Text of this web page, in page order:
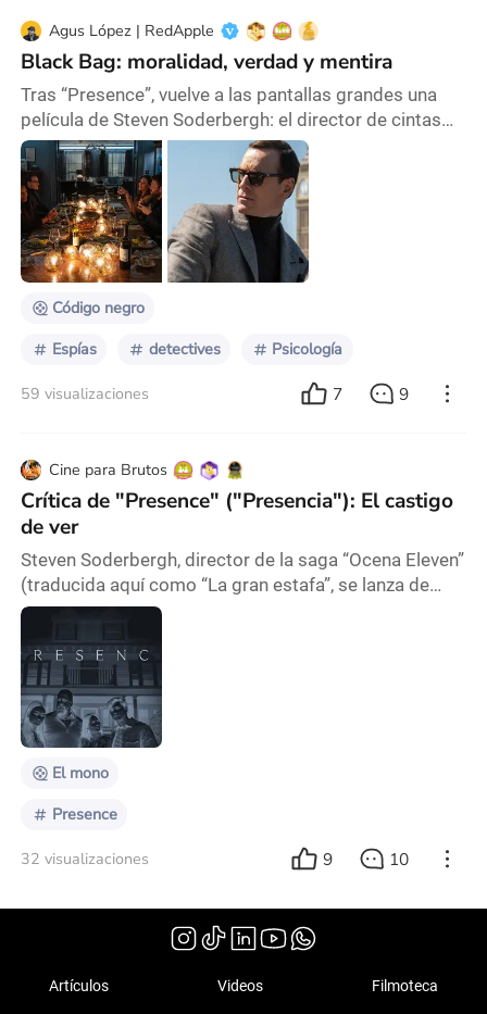
Agus López | RedApple
Black Bag: moralidad, verdad y mentira
Tras “Presence”, vuelve a las pantallas grandes una
película de Steven Soderbergh: el director de cintas
como “Ocean’s Eleven”, “Erin Brockovich” o
“Contagion” presentó al mundo su “Black Bag”, una
historia policíaca/detectivesca que contiene los
típicos argumentos de este tipo de films. Un grupo de
sospechosos, pistas falsas, momentos de poca
claridad y un protagonista que parece un androide,
per
Código negro
Espías detectives Psicología
59 visualizaciones 7 9
Cine para Brutos
Crítica de "Presence" ("Presencia"): El castigo
de ver
Steven Soderbergh, director de la saga “Ocena Eleven”
(traducida aquí como “La gran estafa”, se lanza de
manera totalmente honesta y trasparente con una
peculiar historia de fantasmas. A los pocos minutos
de haber empezado la película nos surgen dos
incógnitas. La primera: ¿toda la película será así?, la
segunda: ¿seguirá el mismo camino que la película “A
Ghost Story” de 2013? Las respuestas son
El mono
Presence
32 visualizaciones 9 10
Artículos Videos Filmoteca